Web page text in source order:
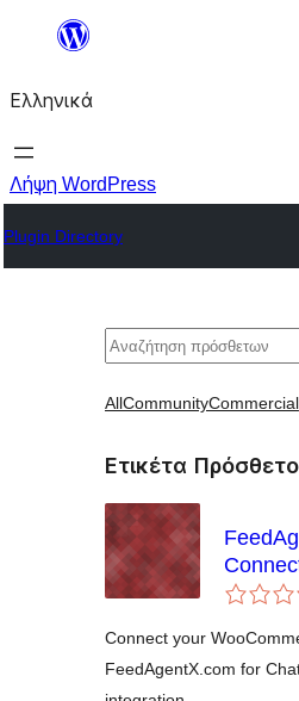
Μετάβαση
περιεχόμενο
Ελληνικά
Λήψη WordPress
Plugin Directory
Αναζήτηση
AllCommunityCommercial
Ετικέτα
Connect your
FeedAgentX.com for